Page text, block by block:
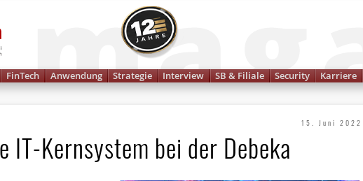
FinTech Anwendung Strategie Interview SB & Filiale Security Karriere
15. Juni 2022
IT-Kernsystem bei der Debeka